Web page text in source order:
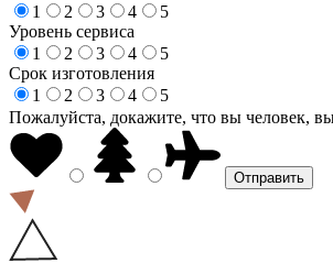
1
2 3 4
5
Уровень сервиса
1
2 3 4
5
Срок изготовления
1
2 3 4
5
Пожалуйста, докажите, что вы человек,